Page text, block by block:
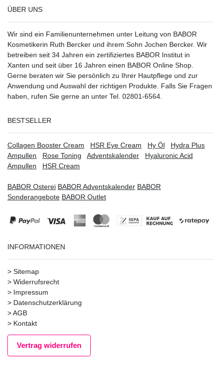
ÜBER UNS
Wir sind ein Familienunternehmen unter Leitung von BABOR
Kosmetikerin Ruth Bercker und ihrem Sohn Jochen Bercker. Wir
betreiben seit 34 Jahren ein zertifiziertes BABOR Institut in
Xanten und seit über 16 Jahren einen BABOR Online Shop.
Gerne beraten wir Sie persönlich zu Ihrer Hautpflege und zur
Anwendung und Auswahl der richtigen Produkte. Falls Sie Fragen
haben, rufen Sie gerne an unter Tel. 02801-6564.
BESTSELLER
Collagen Booster Cream HSR Eye Cream Hy Öl
Hydra Plus
Ampullen
Rose Toning Adventskalender
Hyaluronic Acid
Ampullen
HSR Cream
BABOR Osterei BABOR Adventskalender BABOR
Sonderangebote BABOR Outlet
INFORMATIONEN
> Sitemap
> Widerrufsrecht
> Impressum
> Datenschutzerklärung
>AGB
> Kontakt
Vertrag widerrufen